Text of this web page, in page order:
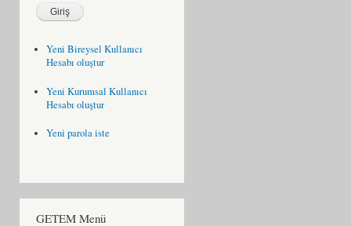
Yeni Bireysel Kullanıcı
Hesabı oluştur
Yeni Kurumsal Kullanıcı
Hesabı oluştur
Yeni parola iste
GETEM Menü